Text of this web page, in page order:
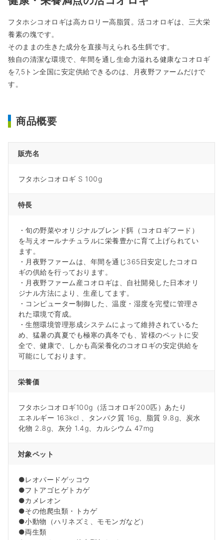
フタホシコオロギは高カロリー高脂質。活コオロギは、三大栄
養素の塊です。
そのままの生きた成分を直接与えられる生餌です。
独自の清潔な環境で、年間を通し生命力溢れる健康なコオロギ
を7,5トン全国に安定供給できるのは、月夜野ファームだけで
す。
商品概要
販売名
フタホシコオロギ S 100g
特長
・旬の野菜やオリジナルブレンド餌（コオロギフード）
を与えオールナチュラルに栄養豊かに育て上げられてい
ます。
・月夜野ファームは、年間を通じ365日安定したコオロ
ギの供給を行っております。
・月夜野ファーム産コオロギは、自社開発した日本オリ
ジナル方法により、生産してます。
・コンピューター制御した、温度・湿度を完璧に管理さ
れた環境で育成。
・生態環境管理形成システムによって維持されているた
め、猛暑の真夏でも極寒の真冬でも、皆様のペットに安
全で、健康で、しかも高栄養化のコオロギの安定供給を
可能にしております。
栄養価
フタホシコオロギ100g（活コオロギ200匹）あたり
エネルギー 163kcl 、タンパク質 16g、脂質 9.8g、炭水
化物 2.8g、灰分 1.4g、カルシウム 47mg
対象ペット
●レオパードゲッコウ
●フトアゴヒゲトカゲ
●カメレオン
●その他爬虫類・トカゲ
●小動物（ハリネズミ、モモンガなど）
●両生類